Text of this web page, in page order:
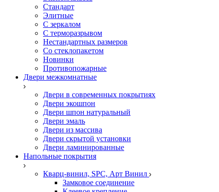
Стандарт
Элитные
С зеркалом
С терморазрывом
Нестандартных размеров
Со стеклопакетом
Новинки
Противопожарные
Двери межкомнатные
Двери в современных покрытиях
Двери экошпон
Двери шпон натуральный
Двери эмаль
Двери из массива
Двери скрытой установки
Двери ламинированные
Напольные покрытия
Кварц-винил, SPC, Арт Винил
Замковое соединение